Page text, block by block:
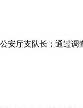
厅支队长；通过